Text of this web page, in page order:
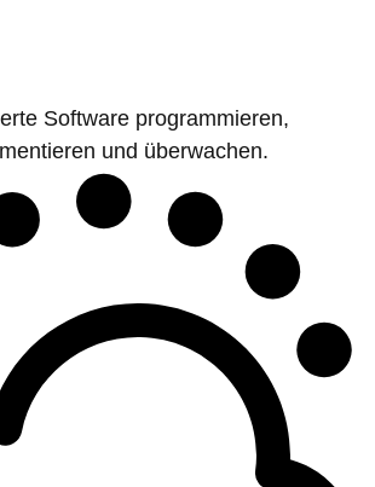
Software programmieren,
und überwachen.